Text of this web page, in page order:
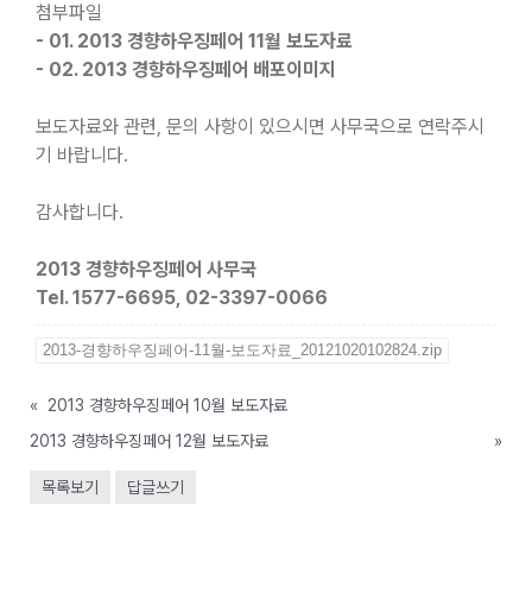
첨부파일
- 01. 2013 경향하우징페어 11월 보도자료
- 02. 2013 경향하우징페어 배포이미지
보도자료와 관련, 문의 사항이 있으시면 사무국으로 연락주시
기 바랍니다.
감사합니다.
2013 경향하우징페어 사무국
Tel. 1577-6695, 02-3397-0066
2013-경향하우징페어-11월-보도자료_20121020102824.zip
«
2013 경향하우징페어 10월 보도자료
2013 경향하우징페어 12월 보도자료
»
목록보기 답글쓰기